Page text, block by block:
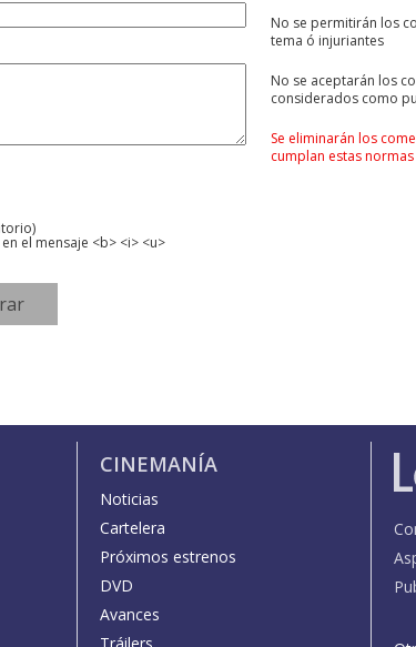
No se permitirán los
tema ó injuriantes
No se aceptarán los
considerados como
Se eliminarán los
cumplan estas normas
el mensaje <b> <i> <u>
CINEMANÍA
Noticias
Cartelera
Próximos estrenos
DVD
Avances